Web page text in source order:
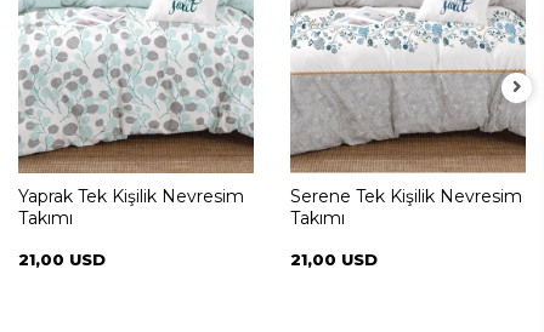
Yaprak Tek Kişilik Nevresim
Takımı
21,00 USD
Serene Tek Kişilik Nevresim
Takımı
21,00 USD